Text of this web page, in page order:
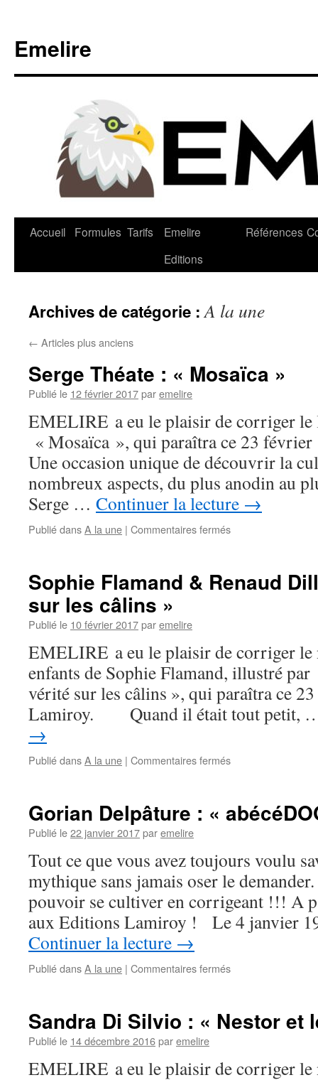
Emelire
Accueil Formules Tarifs
Emelire
Editions
Références
Archives de catégorie :A la une
← Articles plus anciens
Serge Théate : « Mosaïca »
Publié le 12 février 2017paremelire
EMELIRE a eu le plaisir de corriger le
« Mosaïca », qui paraîtra ce 23
Une occasion unique de découvrir la
nombreux aspects, du plus anodin au
Serge … Continuer la lecture →
Publié dansA la une | Commentaires fermés
Sophie Flamand & Renaud
sur les câlins »
Publié le 10 février 2017paremelire
EMELIRE a eu le plaisir de corriger
enfants de Sophie Flamand, illustré
vérité sur les câlins », qui paraîtra ce
Lamiroy. Quand il était tout petit,
→
Publié dansA la une | Commentaires fermés
Gorian Delpâture : «
Publié le22 janvier 2017paremelire
Tout ce que vous avez toujours voulu
mythique sans jamais oser le
pouvoir se cultiver en corrigeant !!! A
aux Editions Lamiroy ! Le 4 janvier
Continuer la lecture →
Publié dansA la une | Commentaires fermés
Sandra Di Silvio : « Nestor et
Publié le 14 décembre 2016paremelire
EMELIRE a eu le plaisir de corriger le